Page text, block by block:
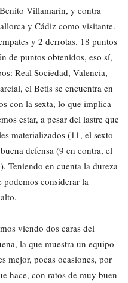
Villamarín, y contra
y Cádiz como visitante.
y 2 derrotas. 18 puntos
de puntos obtenidos, eso sí,
Real Sociedad, Valencia,
el Betis se encuentra en
con la sexta, lo que implica
estar, a pesar del lastre que
materializados (11, el sexto
defensa (9 en contra, el
Teniendo en cuenta la dureza
podemos considerar la
viendo dos caras del
la que muestra un equipo
mejor, pocas ocasiones, por
hace, con ratos de muy buen